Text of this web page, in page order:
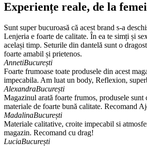
Experiențe reale, de la
Sunt super bucuroasă că acest brand s-a
Lenjeria e foarte de calitate. În ea te simți și
același timp. Seturile din dantelă sunt o
foarte amabil și prietenos.
AnnetiBucurești
Foarte frumoase toate produsele din acest
impecabila. Am luat un body, Reflexion,
AlexandraBucurești
Magazinul arată foarte frumos, produsele sunt
materiale de foarte bună calitate. Recomand
MadalinaBucurești
Materiale calitative, croite impecabil si
magazin. Recomand cu drag!
LuciaBucurești